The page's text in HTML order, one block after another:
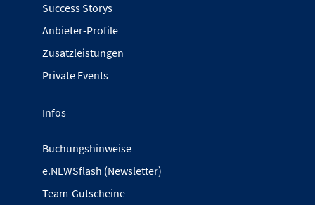
Success Storys
Anbieter-Profile
Zusatzleistungen
Private Events
Infos
Buchungshinweise
e.NEWSflash (Newsletter)
Team-Gutscheine